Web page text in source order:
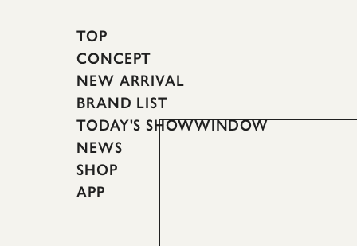
TOP
CONCEPT
NEW ARRIVAL
BRAND LIST
TODAY'S SHOWWINDOW
NEWS
SHOP
APP